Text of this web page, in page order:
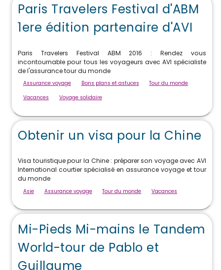
Paris Travelers Festival d'ABM
1ere édition partenaire d'AVI
Paris Travelers Festival ABM 2016 : Rendez vous
incontournable pour tous les voyageurs avec AVI spécialiste
de l'assurance tour du monde
Assurance voyage Bons plans et astuces
Tour du monde
Vacances
Voyage solidaire
Obtenir un visa pour la Chine
Visa touristique pour la Chine : préparer son voyage avec AVI
International courtier spécialisé en assurance voyage et tour
du monde
Asie Assurance voyage Tour du monde Vacances
Mi-Pieds Mi-mains le Tandem
World-tour de Pablo et
Guillaume